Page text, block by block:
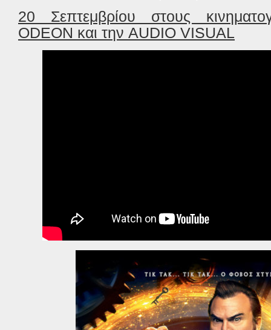
20 Σεπτεμβρίου στους
ODEON και την AUDIO VISUAL